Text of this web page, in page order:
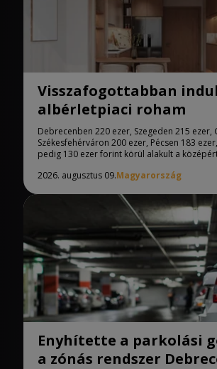
Visszafogottabban
albérletpiaci roham
Debrecenben 220 ezer, Szegeden 215 ezer,
Székesfehérváron 200 ezer, Pécsen 183
pedig 130 ezer forint körül alakult a
2026. augusztus 09.Magyarország
Enyhítette a parkolási
a zónás rendszer